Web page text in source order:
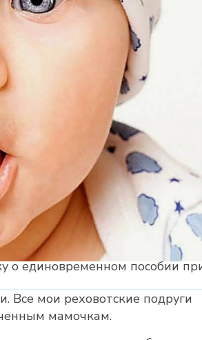
о единовременном пособии
Все мои реховотские подруги
мамочкам.